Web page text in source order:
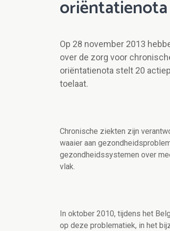
oriëntatienota
Op 28 november 2013
over de zorg voor
oriëntatienota stelt 20
toelaat.
Chronische ziekten zijn
waaier aan
gezondheidssystemen over
vlak.
In oktober 2010, tijdens het
op deze problematiek, in het